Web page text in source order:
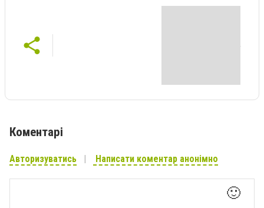
Коментарі
Авторизуватись Написати коментар анонімно
🙂